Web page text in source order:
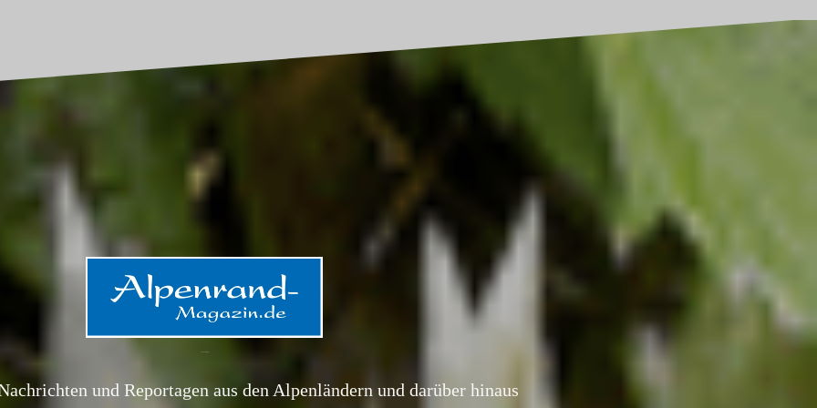
und Reportagen aus den Alpenländern und darüber hinaus